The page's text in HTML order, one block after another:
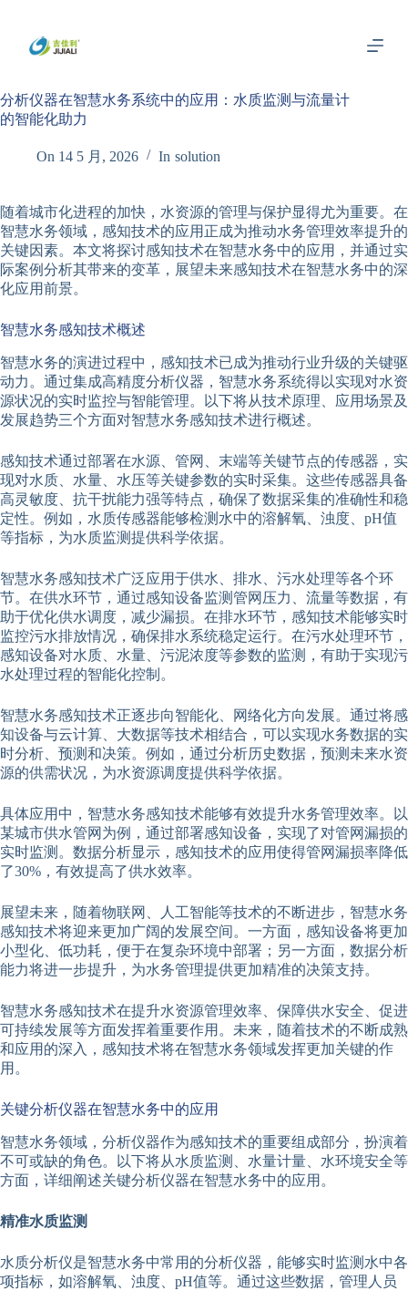
内
分析仪器在智慧水务系统中的应用：水质监测与流量计
的智能化助力
On 14 5 月, 2026 In solution
随着城市化进程的加快，水资源的管理与保护显得尤为重要。在
智慧水务领域，感知技术的应用正成为推动水务管理效率提升的
关键因素。本文将探讨感知技术在智慧水务中的应用，并通过实
际案例分析其带来的变革，展望未来感知技术在智慧水务中的深
化应用前景。
智慧水务感知技术概述
智慧水务的演进过程中，感知技术已成为推动行业升级的关键驱
动力。通过集成高精度分析仪器，智慧水务系统得以实现对水资
源状况的实时监控与智能管理。以下将从技术原理、应用场景及
发展趋势三个方面对智慧水务感知技术进行概述。
感知技术通过部署在水源、管网、末端等关键节点的传感器，实
现对水质、水量、水压等关键参数的实时采集。这些传感器具备
高灵敏度、抗干扰能力强等特点，确保了数据采集的准确性和稳
定性。例如，水质传感器能够检测水中的溶解氧、浊度、pH值
等指标，为水质监测提供科学依据。
智慧水务感知技术广泛应用于供水、排水、污水处理等各个环
节。在供水环节，通过感知设备监测管网压力、流量等数据，有
助于优化供水调度，减少漏损。在排水环节，感知技术能够实时
监控污水排放情况，确保排水系统稳定运行。在污水处理环节，
感知设备对水质、水量、污泥浓度等参数的监测，有助于实现污
水处理过程的智能化控制。
智慧水务感知技术正逐步向智能化、网络化方向发展。通过将感
知设备与云计算、大数据等技术相结合，可以实现水务数据的实
时分析、预测和决策。例如，通过分析历史数据，预测未来水资
源的供需状况，为水资源调度提供科学依据。
具体应用中，智慧水务感知技术能够有效提升水务管理效率。以
某城市供水管网为例，通过部署感知设备，实现了对管网漏损的
实时监测。数据分析显示，感知技术的应用使得管网漏损率降低
了30%，有效提高了供水效率。
展望未来，随着物联网、人工智能等技术的不断进步，智慧水务
感知技术将迎来更加广阔的发展空间。一方面，感知设备将更加
小型化、低功耗，便于在复杂环境中部署；另一方面，数据分析
能力将进一步提升，为水务管理提供更加精准的决策支持。
智慧水务感知技术在提升水资源管理效率、保障供水安全、促进
可持续发展等方面发挥着重要作用。未来，随着技术的不断成熟
和应用的深入，感知技术将在智慧水务领域发挥更加关键的作
用。
关键分析仪器在智慧水务中的应用
智慧水务领域，分析仪器作为感知技术的重要组成部分，扮演着
不可或缺的角色。以下将从水质监测、水量计量、水环境安全等
方面，详细阐述关键分析仪器在智慧水务中的应用。
精准水质监测
水质分析仪是智慧水务中常用的分析仪器，能够实时监测水中各
项指标，如溶解氧、浊度、pH值等。通过这些数据，管理人员